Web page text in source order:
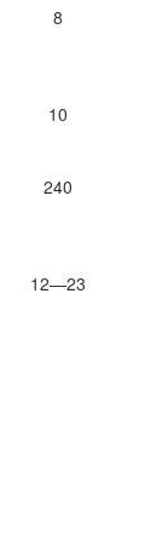
8
10
240
12—23